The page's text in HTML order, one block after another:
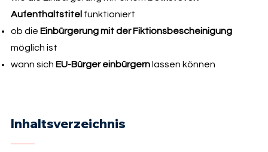
Aufenthaltstitel funktioniert
ob die Einbürgerung mit der Fiktionsbescheinigung
möglich ist
wann sich EU-Bürger einbürgernlassen können
Inhaltsverzeichnis